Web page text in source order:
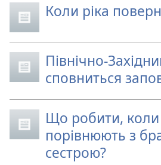
Коли ріка
Північно-
сповниться
Що робити,
порівнюють з
сестрою?